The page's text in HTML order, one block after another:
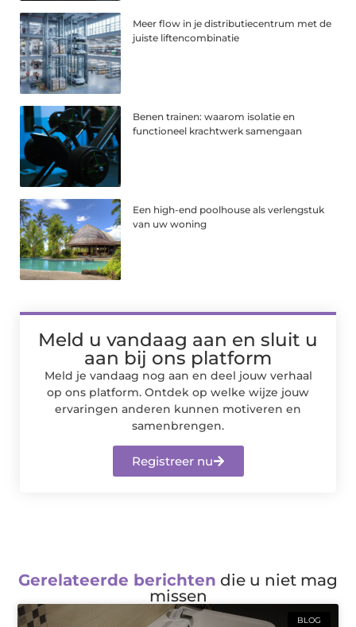
Meer flow in je distributiecentrum met de
juiste liftencombinatie
Benen trainen: waarom isolatie en
functioneel krachtwerk samengaan
Een high-end poolhouse als verlengstuk
van uw woning
Meld u vandaag aan en sluit u
aan bij ons platform
Meld je vandaag nog aan en deel jouw verhaal
op ons platform. Ontdek op welke wijze jouw
ervaringen anderen kunnen motiveren en
samenbrengen.
Registreer nu
Gerelateerde berichten die u niet mag
missen
BLOG